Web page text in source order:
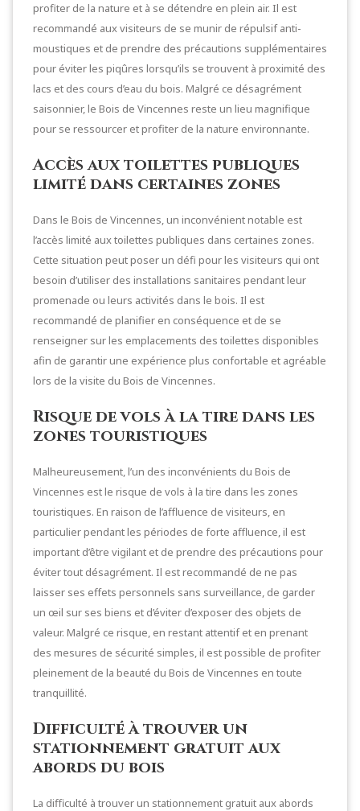
profiter de la nature et à se détendre en plein air. Il est
recommandé aux visiteurs de se munir de répulsif anti-
moustiques et de prendre des précautions supplémentaires
pour éviter les piqûres lorsqu’ils se trouvent à proximité des
lacs et des cours d’eau du bois. Malgré ce désagrément
saisonnier, le Bois de Vincennes reste un lieu magnifique
pour se ressourcer et profiter de la nature environnante.
Accès aux toilettes publiques
limité dans certaines zones
Dans le Bois de Vincennes, un inconvénient notable est
l’accès limité aux toilettes publiques dans certaines zones.
Cette situation peut poser un défi pour les visiteurs qui ont
besoin d’utiliser des installations sanitaires pendant leur
promenade ou leurs activités dans le bois. Il est
recommandé de planifier en conséquence et de se
renseigner sur les emplacements des toilettes disponibles
afin de garantir une expérience plus confortable et agréable
lors de la visite du Bois de Vincennes.
Risque de vols à la tire dans les
zones touristiques
Malheureusement, l’un des inconvénients du Bois de
Vincennes est le risque de vols à la tire dans les zones
touristiques. En raison de l’affluence de visiteurs, en
particulier pendant les périodes de forte affluence, il est
important d’être vigilant et de prendre des précautions pour
éviter tout désagrément. Il est recommandé de ne pas
laisser ses effets personnels sans surveillance, de garder
un œil sur ses biens et d’éviter d’exposer des objets de
valeur. Malgré ce risque, en restant attentif et en prenant
des mesures de sécurité simples, il est possible de profiter
pleinement de la beauté du Bois de Vincennes en toute
tranquillité.
Difficulté à trouver un
stationnement gratuit aux
abords du bois
La difficulté à trouver un stationnement gratuit aux abords